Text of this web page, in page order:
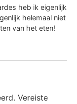
heb ik eigenlijk
helemaal niet
van het eten!
Vereiste